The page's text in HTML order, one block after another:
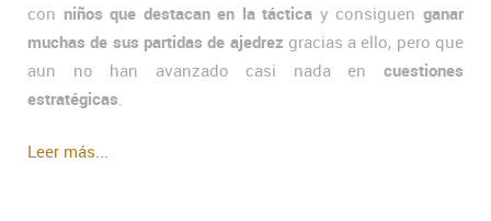
con niños que destacan en la táctica y consiguenganar
muchas de sus partidas de ajedrez gracias a ello, pero que
aun no han avanzado casi nada en cuestiones
estratégicas
Leer más...